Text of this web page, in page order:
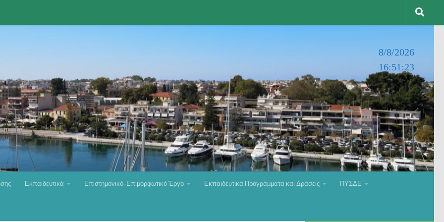
8/8/2026
16:51:24
Εκπαιδευτικά Επιστημονικό-Επιμορφωτικό Έργο Εκπαιδευτικά Προγράμματα και Δράσεις ΠΥΣΔΕ